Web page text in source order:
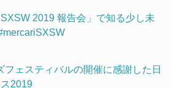
SXSW 2019 報告会」で知る少し未
フェスティバルの開催に感謝した日
2019